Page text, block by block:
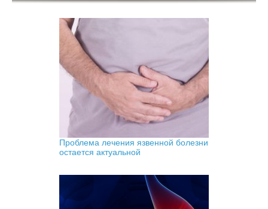
Проблема лечения язвенной болезни
остается актуальной